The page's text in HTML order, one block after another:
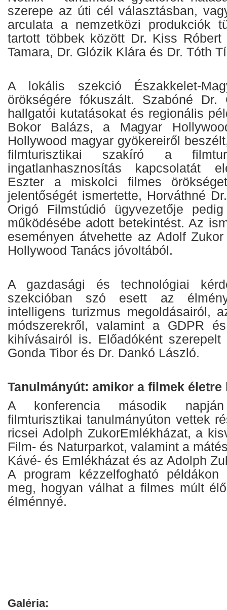
szerepe az úti cél választásban,
arculata a nemzetközi produkciók
tartott többek között Dr. Kiss Róbert
Tamara, Dr. Glózik Klára és Dr. Tóth
A lokális szekció Északkelet-
örökségére fókuszált. Szabóné Dr.
hallgatói kutatásokat és regionális
Bokor Balázs, a Magyar
Hollywood magyar gyökereiről
filmturisztikai szakíró a
ingatlanhasznosítás kapcsolatát
Eszter a miskolci filmes
jelentőségét ismertette, Horváthné
Origó Filmstúdió ügyvezetője
működésébe adott betekintést. Az
eseményen átvehette az Adolf
Hollywood Tanács jóvoltából.
A gazdasági és technológiai
szekcióban szó esett az
intelligens turizmus megoldásairól,
módszerekről, valamint a GDPR
kihívásairól is. Előadóként
Gonda Tibor és Dr. Dankó László.
Tanulmányút: amikor a filmek életre
A konferencia második
filmturisztikai tanulmányúton vettek
ricsei Adolph ZukorEmlékházat, a
Film- és Naturparkot, valamint a
Kávé- és Emlékházat és az Adolph
A program kézzelfogható példákon
meg, hogyan válhat a filmes múlt
élménnyé.
Galéria: